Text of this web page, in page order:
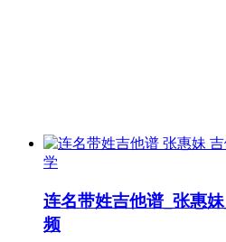
学
连名带姓吉他谱_张惠
频